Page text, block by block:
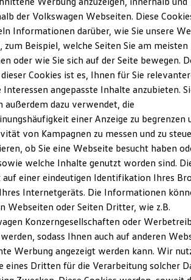
der ID. Modelle
im Winter
unterwegs
Zuhause
und Lebensdauer
Kauf
Förderung
und Konnektivität
ID. Software 6
Software Versionen und Updates
Extras
zu Ihrem ID.
vereinbaren
anfordern
buchen
stellen
der Volkswagen Webseiten. Diese
Informationen darüber, wie Sie unsere
zum Beispiel, welche Seiten Sie am meisten
oder wie Sie sich auf der Seite bewegen.
Cookies ist es, Ihnen für Sie
Interessen angepasste Inhalte anzubieten.
außerdem dazu verwendet, die
einer Anzeige zu begrenzen
von Kampagnen zu messen und zu
ob Sie eine Webseite besucht haben
welche Inhalte genutzt worden sind.
auf einer eindeutigen Identifikation Ihres
Internetgeräts. Die Informationen
Webseiten oder Seiten Dritter, wie z.B.
Konzerngesellschaften oder
sodass Ihnen auch auf anderen
Werbung angezeigt werden kann. Wir
eines Dritten für die Verarbeitung solcher